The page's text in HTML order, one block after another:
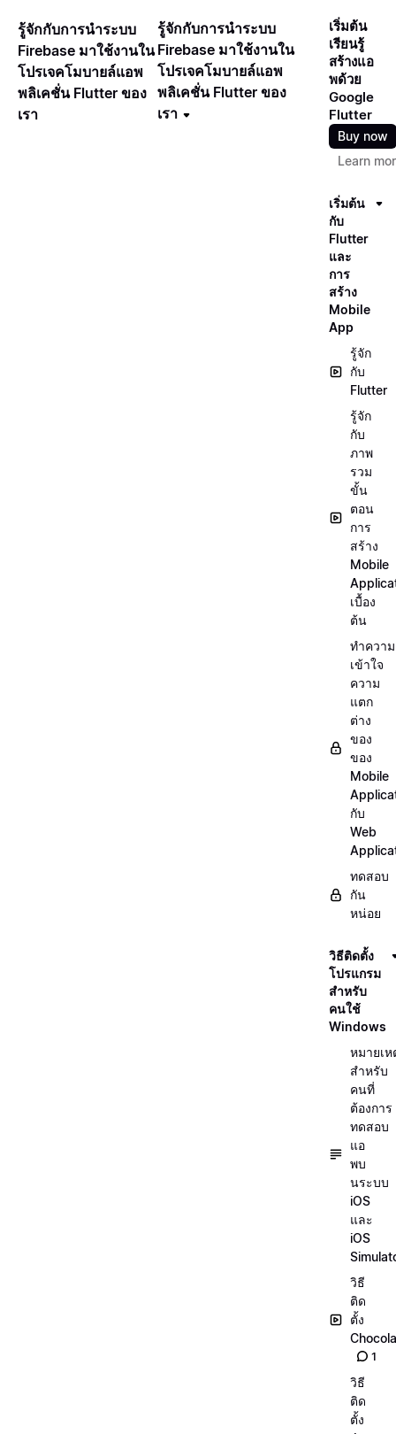
รู้จักกับการนำระบบ
Firebase มาใช้งานใน
โปรเจคโมบายล์แอพ
พลิเคชั่น Flutter ของ
เรา
รู้จักกับการนำระบบ
Firebase มาใช้งานใน
โปรเจคโมบายล์แอพ
พลิเคชั่น Flutter ของ
เรา
เริ่มต้น
เรียนรู้
สร้างแอ
พด้วย
Google
Flutter
Buy now
Learn
เริ่มต้น
กับ
Flutter
และ
การ
สร้าง
Mobile
App
รู้จัก
กับ
Flutter
รู้จัก
กับ
ภาพ
รวม
ขั้น
ตอน
การ
สร้าง
Mobile
เบื้อง
ต้น
ทำความ
เข้าใจ
ความ
แตก
ต่าง
ของ
ของ
Mobile
กับ
Web
ทดสอบ
กัน
หน่อย
วิธีติดตั้ง
โปรแกรม
สำหรับ
คนใช้
Windows
หมายเห
สำหรับ
คนที่
ต้องการ
ทดสอบ
แอ
พบ
นระบบ
iOS
และ
iOS
วิธี
ติด
ตั้ง
1
วิธี
ติด
ตั้ง